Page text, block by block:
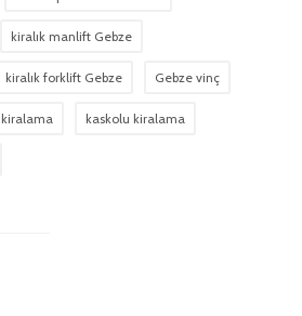
kiralık manlift Gebze
kiralık forklift Gebze Gebze vinç
kiralama kaskolu kiralama